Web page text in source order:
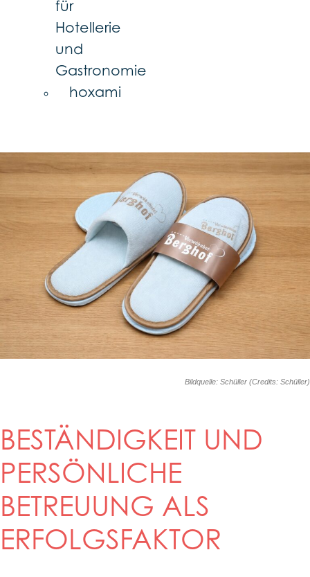
für
Hotellerie
und
Gastronomie
hoxami
Bildquelle: Schüller (Credits: Schüller)
BESTÄNDIGKEIT UND
PERSÖNLICHE
BETREUUNG ALS
ERFOLGSFAKTOR